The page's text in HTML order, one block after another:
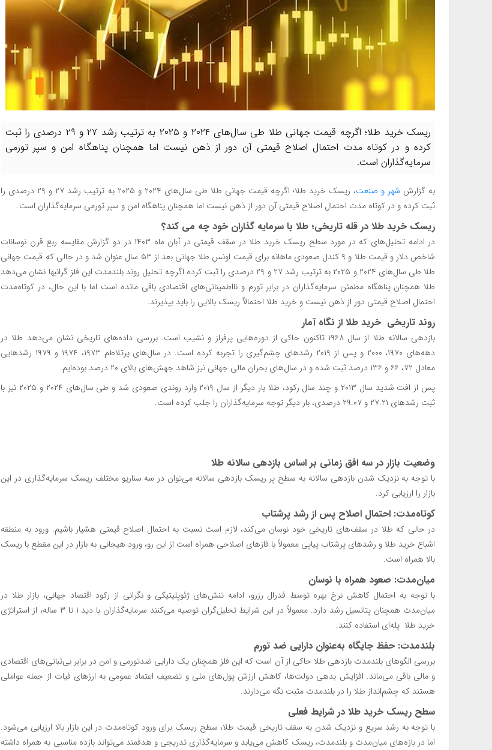
ریسک خرید طلا؛ اگرچه قیمت جهانی طلا طی سال‌های ۲۰۲۴ و ۲۰۲۵ به ترتیب رشد ۲۷ و ۲۹ درصدی را ثبت
کرده و در کوتاه مدت احتمال اصلاح قیمتی آن دور از ذهن نیست اما همچنان پناهگاه امن و سپر تورمی
سرمایه‌گذاران است.
به گزارش شهر و صنعت
، ریسک خرید طلا؛ اگرچه قیمت جهانی طلا طی سال‌های ۲۰۲۴ و ۲۰۲۵ به ترتیب رشد ۲۷ و ۲۹ درصدی را
ثبت کرده و در کوتاه مدت احتمال اصلاح قیمتی آن دور از ذهن نیست اما همچنان پناهگاه امن و سپر تورمی سرمایه‌گذاران است.
ریسک خرید طلا در قله تاریخی؛ طلا با سرمایه گذاران خود چه می کند؟
در ادامه تحلیل‌های که در مورد سطح ریسک خرید طلا در سقف قیمتی در آبان ماه ۱۴۰۳ در دو گزارش مقایسه ربع قرن نوسانات
شاخص دلار و قیمت طلا و ۹ کندل صعودی ماهانه برای قیمت اونس طلا جهانی بعد از ۵۳ سال عنوان شد و در حالی که قیمت جهانی
طلا طی سال‌های ۲۰۲۴ و ۲۰۲۵ به ترتیب رشد ۲۷ و ۲۹ درصدی را ثبت کرده اگرچه تحلیل روند بلندمدت این فلز گرانبها نشان می‌دهد
طلا همچنان پناهگاه مطمئن سرمایه‌گذاران در برابر تورم و نااطمینانی‌های اقتصادی باقی مانده است اما با این حال، در کوتاه‌مدت
احتمال اصلاح قیمتی دور از ذهن نیست و خرید طلا احتمالاً ریسک بالایی را باید بپذیرند.
روند تاریخی خرید طلا از نگاه آمار
بازدهی سالانه طلا از سال ۱۹۶۸ تاکنون حاکی از دوره‌هایی پرفراز و نشیب است. بررسی داده‌های تاریخی نشان می‌دهد طلا در
دهه‌های ۱۹۷۰، ۲۰۰۰ و پس از ۲۰۱۹ رشدهای چشم‌گیری را تجربه کرده است. در سال‌های پرتلاطم ۱۹۷۳، ۱۹۷۴ و ۱۹۷۹ رشدهایی
معادل ۷۲، ۶۶ و ۱۳۶ درصد ثبت شده و در سال‌های بحران مالی جهانی نیز شاهد جهش‌های بالای ۲۰ درصد بوده‌ایم.
پس از افت شدید سال ۲۰۱۳ و چند سال رکود، طلا بار دیگر از سال ۲۰۱۹ وارد روندی صعودی شد و طی سال‌های ۲۰۲۴ و ۲۰۲۵ نیز با
ثبت رشدهای ۲۷.۲۱ و ۲۹.۰۷ درصدی، بار دیگر توجه سرمایه‌گذاران را جلب کرده است.
وضعیت بازار در سه افق زمانی بر اساس بازدهی سالانه طلا
با توجه به نزدیک شدن بازدهی سالانه به سطح پر ریسک بازدهی سالانه می‌توان در سه سناریو مختلف ریسک سرمایه‌گذاری در این
بازار را ارزیابی کرد.
کوتاه‌مدت: احتمال اصلاح پس از رشد پرشتاب
در حالی که طلا در سقف‌های تاریخی خود نوسان می‌کند، لازم است نسبت به احتمال اصلاح قیمتی هشیار باشیم. ورود به منطقه
اشباع خرید طلا و رشدهای پرشتاب پیاپی معمولاً با فازهای اصلاحی همراه است از این رو، ورود هیجانی به بازار در این مقطع با ریسک
بالا همراه است.
میان‌مدت: صعود همراه با نوسان
با توجه به احتمال کاهش نرخ بهره توسط فدرال رزرو، ادامه تنش‌های ژئوپلیتیکی و نگرانی از رکود اقتصاد جهانی، بازار طلا در
میان‌مدت همچنان پتانسیل رشد دارد. معمولاً در این شرایط تحلیل‌گران توصیه می‌کنند سرمایه‌گذاران با دید ۱ تا ۳ ساله، از استراتژی
خرید طلا پله‌ای استفاده کنند.
بلندمدت: حفظ جایگاه به‌عنوان دارایی ضد تورم
بررسی الگوهای بلندمدت بازدهی طلا حاکی از آن است که این فلز همچنان یک دارایی ضدتورمی و امن در برابر بی‌ثباتی‌های اقتصادی
و مالی باقی می‌ماند. افزایش بدهی دولت‌ها، کاهش ارزش پول‌های ملی و تضعیف اعتماد عمومی به ارزهای فیات از جمله عواملی
هستند که چشم‌انداز طلا را در بلندمدت مثبت نگه می‌دارند.
سطح ریسک خرید طلا در شرایط فعلی
با توجه به رشد سریع و نزدیک شدن به سقف تاریخی قیمت طلا، سطح ریسک برای ورود کوتاه‌مدت در این بازار بالا ارزیابی می‌شود.
اما در بازه‌های میان‌مدت و بلندمدت، ریسک کاهش می‌یابد و سرمایه‌گذاری تدریجی و هدفمند می‌تواند بازده مناسبی به همراه داشته